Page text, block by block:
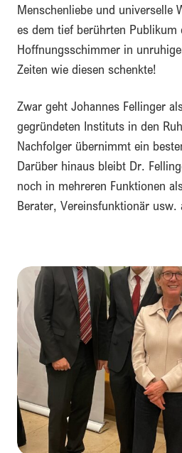
Menschenliebe und universelle
es dem tief berührten Publikum
Hoffnungsschimmer in
Zeiten wie diesen schenkte!
Zwar geht Johannes Fellinger
gegründeten Instituts in den
Nachfolger übernimmt ein
Darüber hinaus bleibt Dr.
noch in mehreren Funktionen
Berater, Vereinsfunktionär usw.